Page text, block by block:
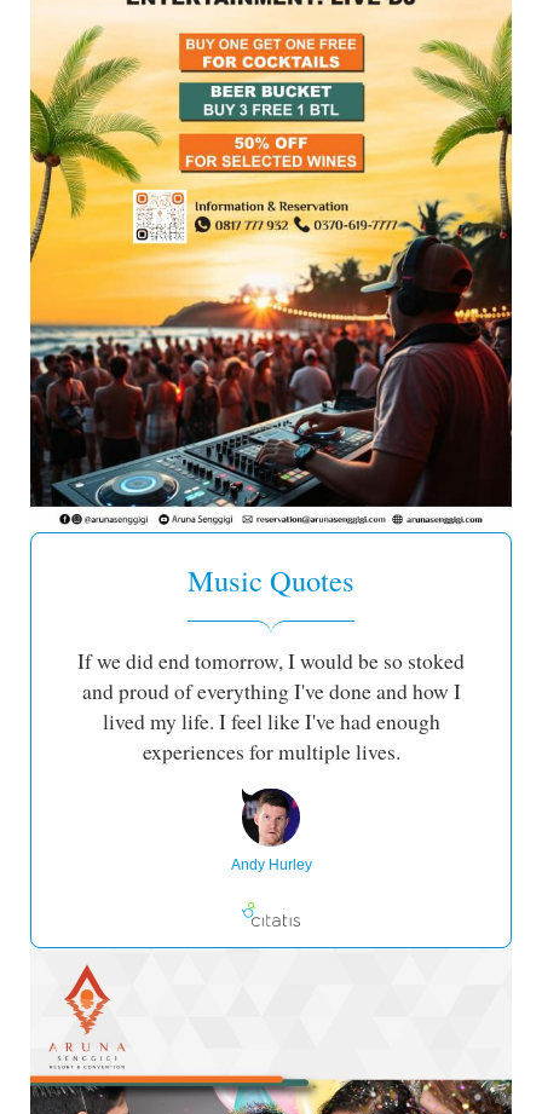
Music Quotes
If we did end tomorrow, I would be so stoked
and proud of everything I've done and how I
lived my life. I feel like I've had enough
experiences for multiple lives.
Andy Hurley